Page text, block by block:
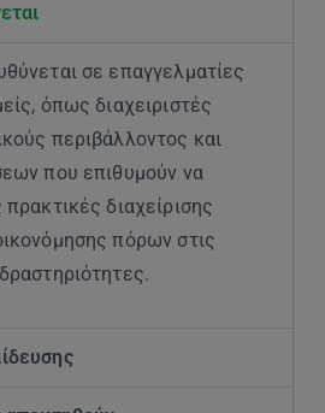
σε επαγγελματίες
όπως διαχειριστές
περιβάλλοντος και
που επιθυμούν να
διαχείρισης
πόρων στις